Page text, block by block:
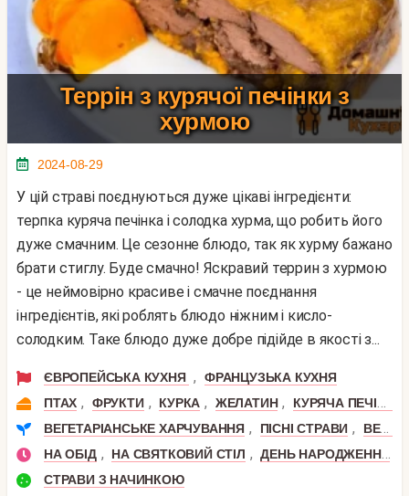
Террін з курячої печінки з
хурмою
2024-08-29
У цій страві поєднуються дуже цікаві інгредієнти:
терпка куряча печінка і солодка хурма, що робить його
дуже смачним. Це сезонне блюдо, так як хурму бажано
брати стиглу. Буде смачно! Яскравий террин з хурмою
- це неймовірно красиве і смачне поєднання
інгредієнтів, які роблять блюдо ніжним і кисло-
солодким. Таке блюдо дуже добре підійде в якості з...
ЄВРОПЕЙСЬКА КУХНЯ ,
ФРАНЦУЗЬКА КУХНЯ
ПТАХ , ФРУКТИ , КУРКА , ЖЕЛАТИН ,
КУРЯЧА ПЕЧІНКА
ВЕГЕТАРІАНСЬКЕ ХАРЧУВАННЯ , ПІСНІ СТРАВИ ,
ВЕГАНСЬКІ СТРАВИ
НА ОБІД , НА СВЯТКОВИЙ СТІЛ , ДЕНЬ НАРОДЖЕННЯ
СТРАВИ З НАЧИНКОЮ